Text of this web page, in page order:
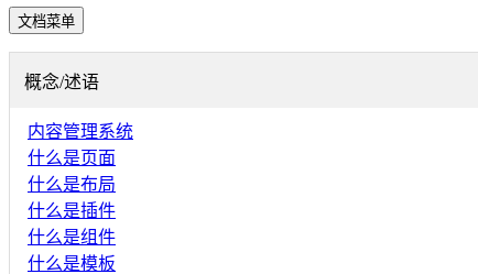
文档菜单
概念/述语
内容管理系统
什么是页面
什么是布局
什么是插件
什么是组件
什么是模板